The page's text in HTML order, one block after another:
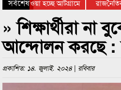
সর্বশেষ
যাওয়া হচ্ছে আটগ্রামে
পুরস্কার বিতরণ সম্পন্ন
» শিক্ষার্থীরা না
আন্দোলন করছে :
প্রকাশিত: ১৪. জুলাই. ২০২৪ | রবিবার